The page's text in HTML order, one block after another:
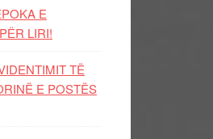
E
LIRI!
TË
E POSTËS